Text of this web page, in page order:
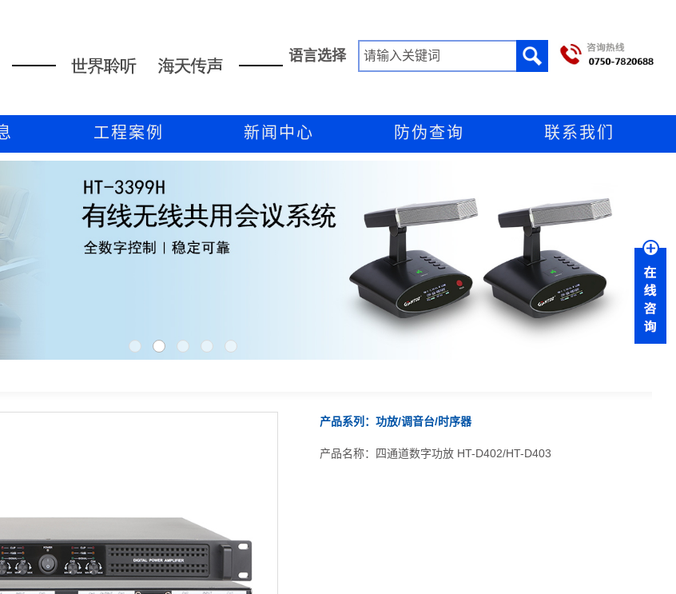
语言选择
工程案例 新闻中心 防伪查询 联系我们
产品系列：功放/调音台/时序器
产品名称：四通道数字功放 HT-D402/HT-D403